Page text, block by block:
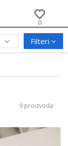
0
Filteri
9 proizvoda